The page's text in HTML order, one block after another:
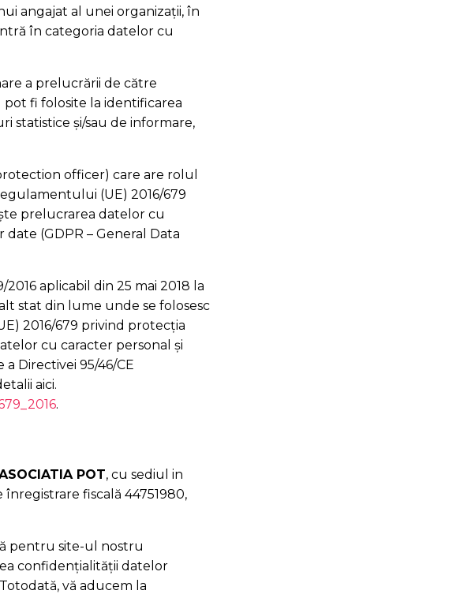
angajat al unei organizații, în
în categoria datelor cu
a prelucrării de către
fi folosite la identificarea
statistice și/sau de informare,
officer) care are rolul
(UE) 2016/679
prelucrarea datelor cu
(GDPR – General Data
aplicabil din 25 mai 2018 la
stat din lume unde se folosesc
2016/679 privind protecția
cu caracter personal și
Directivei 95/46/CE
aici.
.
POT, cu sediul in
fiscală 44751980,
pentru site-ul nostru
confidențialității datelor
vă aducem la